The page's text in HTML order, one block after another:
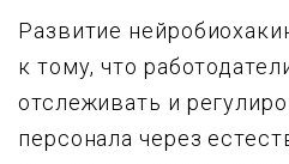
Развитие
к тому, что
отслеживать и
персонала через